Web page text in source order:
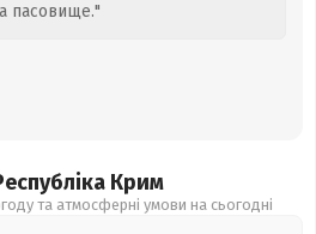
пасовище."
Крим
та атмосферні умови на сьогодні